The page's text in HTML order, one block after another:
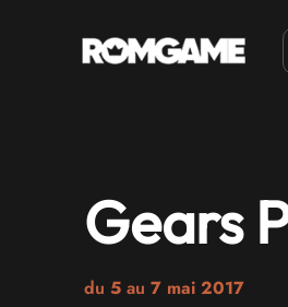
Gears
du 5au 7 mai 2017